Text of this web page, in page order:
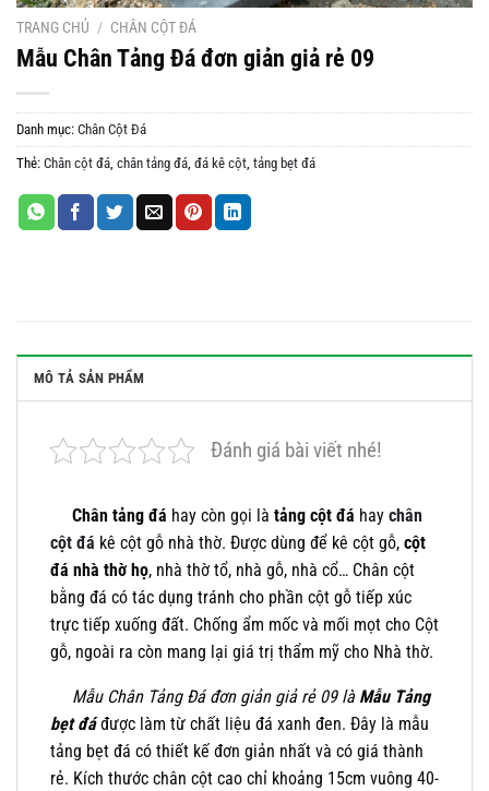
TRANG CHỦ / CHÂN CỘT ĐÁ
Mẫu Chân Tảng Đá đơn giản giả rẻ 09
Danh mục: Chân Cột Đá
Thẻ: Chân cột đá, chân tảng đá, đá kê cột, tảng bẹt đá
MÔ TẢ SẢN PHẨM
Đánh giá bài viết nhé!
Chân tảng đá hay còn gọi là tảng cột đá hay chân
cột đá kê cột gỗ nhà thờ. Được dùng để kê cột gỗ, cột
đá nhà thờ họ, nhà thờ tổ, nhà gỗ, nhà cổ… Chân cột
bằng đá có tác dụng tránh cho phần cột gỗ tiếp xúc
trực tiếp xuống đất. Chống ẩm mốc và mối mọt cho Cột
gỗ, ngoài ra còn mang lại giá trị thẩm mỹ cho Nhà thờ.
Mẫu Chân Tảng Đá đơn giản giả rẻ 09 là Mẫu Tảng
bẹt đáđược làm từ chất liệu đá xanh đen. Đây là mẫu
tảng bẹt đá có thiết kế đơn giản nhất và có giá thành
rẻ. Kích thước chân cột cao chỉ khoảng 15cm vuông 40-